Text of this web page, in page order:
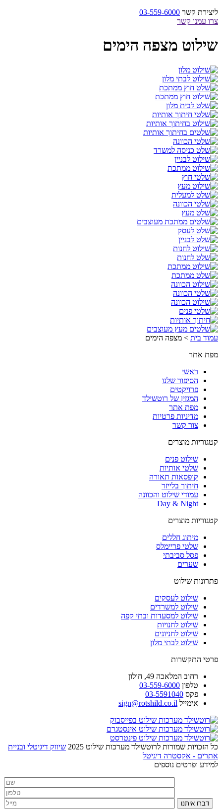
ליצירת קשר 03-559-6000
צרו עמנו קשר
שילוט מצפה הימים
עמוד בית > מצפה הימים
מפת אתר
ראשי
הסיפור שלנו
פרויקטים
המגזין של רוטשילד
מפת אתר
מדיניות פרטיות
צור קשר
קטגוריות מוצרים
שילוט פנים
שלטי אותיות
קופסאות תאורה
חיתוך בלייזר
עמודי שילוט והכוונה
Day & Night
קטגוריות מוצרים
מיתוג חללים
שלטי פריימלס
פסל סביבתי
שערים
פתרונות שילוט
שילוט לעסקים
שילוט למשרדים
שילוט למסעדות ובתי קפה
שילוט לחנויות
שילוט לחניונים
שילוט לבתי מלון
פרטי התקשרות
רחוב המלאכה 49, חולון
טלפון 03-559-6000
פקס 03-5591040
אימייל sign@rotshild.co.il
כל הזכויות שמורות לרוטשילד מערכות שילוט 2025
שיווק דיגיטלי ובניית
אתרים - אקסטרה דיגיטל
למידע ופרטים נוספים
דברו איתנו